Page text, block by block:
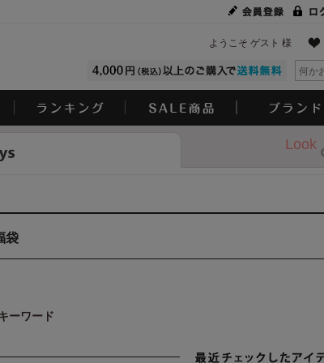
ようこそ ゲスト 様
Look
袋
ーワード